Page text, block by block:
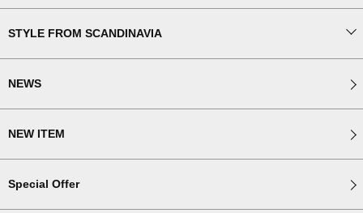
STYLE FROM SCANDINAVIA
NEWS
NEW ITEM
Special Offer